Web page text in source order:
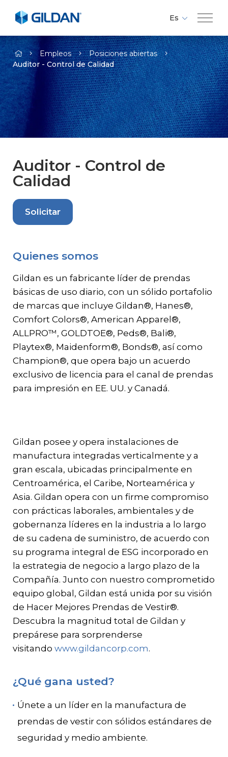
Compañía
Marcas
Responsabilidad
Empleos
Contacto
inicio
Es
Fr
En
- Empleos
Posiciones abiertas
Auditor - Control de Calidad
Solicitar
Auditor - Control de
Calidad
Quienes somos
Gildan es un fabricante líder de prendas
básicas de uso diario, con un sólido portafolio
de marcas que incluye Gildan®, Hanes®,
Comfort Colors®, American Apparel®,
ALLPRO™, GOLDTOE®, Peds®, Bali®,
Playtex®, Maidenform®, Bonds®, así como
Champion®, que opera bajo un acuerdo
exclusivo de licencia para el canal de prendas
para impresión en EE. UU. y Canadá.
Gildan posee y opera instalaciones de
manufactura integradas verticalmente y a
gran escala, ubicadas principalmente en
Centroamérica, el Caribe, Norteamérica y
Asia. Gildan opera con un firme compromiso
con prácticas laborales, ambientales y de
gobernanza líderes en la industria a lo largo
de su cadena de suministro, de acuerdo con
su programa integral de ESG incorporado en
la estrategia de negocio a largo plazo de la
Compañía. Junto con nuestro comprometido
equipo global, Gildan está unida por su visión
de Hacer Mejores Prendas de Vestir®.
Descubra la magnitud total de Gildan y
prepárese para sorprenderse
visitando www.gildancorp.com.
¿Qué gana usted?
Únete a un líder en la manufactura de
prendas de vestir con sólidos estándares de
seguridad y medio ambiente.